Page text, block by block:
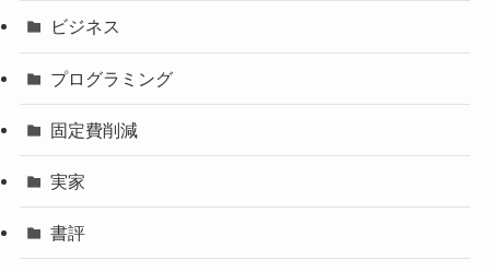
ビジネス
プログラミング
固定費削減
実家
書評